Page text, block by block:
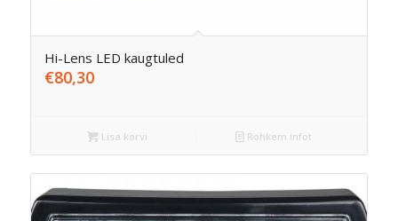
Hi-Lens LED kaugtuled
€80,30
Lisa korvi Rohkem infot